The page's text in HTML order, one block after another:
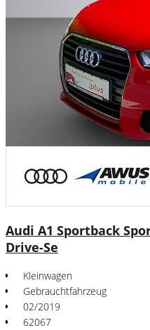
Audi A1 Sportback
Drive-Se
Kleinwagen
Gebrauchtfahrzeug
02/2019
62067